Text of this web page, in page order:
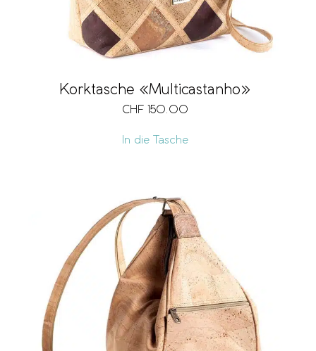
Korktasche «Multicastanho»
CHF 150.00
In die Tasche